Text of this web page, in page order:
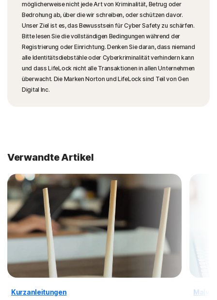
möglicherweise nicht jede Art von Kriminalität, Betrug oder
Bedrohung ab, über die wir schreiben, oder schützen davor.
Unser Ziel ist es, das Bewusstsein für Cyber Safety zu schärfen.
Bitte lesen Sie die vollständigen Bedingungen während der
Registrierung oder Einrichtung. Denken Sie daran, dass niemand
alle Identitätsdiebstähle oder Cyberkriminalität verhindern kann
und dass LifeLock nicht alle Transaktionen in allen Unternehmen
überwacht. Die Marken Norton und LifeLock sind Teil von Gen
Digital Inc.
Verwandte Artikel
Kurzanleitungen